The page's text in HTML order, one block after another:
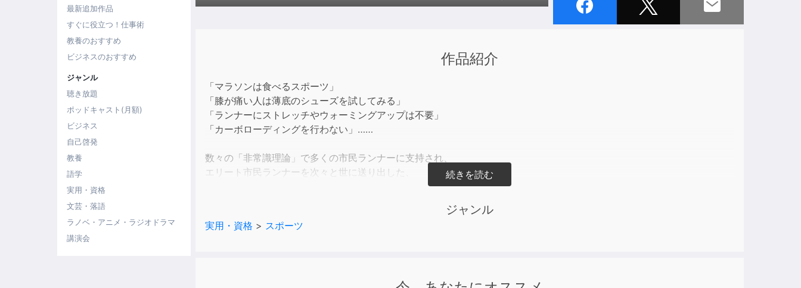
最新追加作品
すぐに役立つ！仕事術
教養のおすすめ
ビジネスのおすすめ
ジャンル
聴き放題
ポッドキャスト(月額)
ビジネス
自己啓発
教養
語学
実用・資格
文芸・落語
ラノベ・アニメ・ラジオドラマ
講演会
作品紹介
「マラソンは食べるスポーツ」
「膝が痛い人は薄底のシューズを試してみる」
「ランナーにストレッチやウォーミングアップは不要」
「カーボローディングを行わない」……
数々の「非常識理論」で多くの市民ランナーに支持され、
エリート市民ランナーを次々と世に送り出した、
即実践できるトレーニングやレース攻略の方法論はもちろん、
ジャンル
実用・資格 > スポーツ